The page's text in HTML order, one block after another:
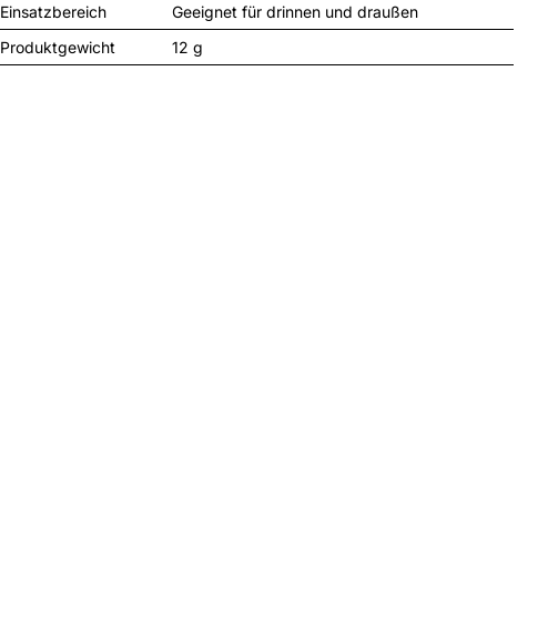
Einsatzbereich
Geeignet für drinnen und draußen
Produktgewicht
12 g